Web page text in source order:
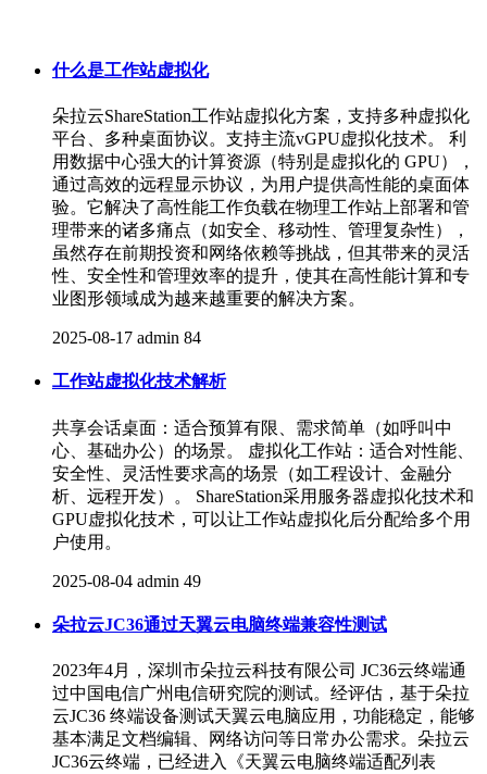
什么是工作站虚拟化
朵拉云ShareStation工作站虚拟化方案，支持多种虚拟化
平台、多种桌面协议。支持主流vGPU虚拟化技术。 利
用数据中心强大的计算资源（特别是虚拟化的 GPU），
通过高效的远程显示协议，为用户提供高性能的桌面体
验。它解决了高性能工作负载在物理工作站上部署和管
理带来的诸多痛点（如安全、移动性、管理复杂性），
虽然存在前期投资和网络依赖等挑战，但其带来的灵活
性、安全性和管理效率的提升，使其在高性能计算和专
业图形领域成为越来越重要的解决方案。
2025-08-17 admin 84
工作站虚拟化技术解析
共享会话桌面：适合预算有限、需求简单（如呼叫中
心、基础办公）的场景。 虚拟化工作站：适合对性能、
安全性、灵活性要求高的场景（如工程设计、金融分
析、远程开发）。 ShareStation采用服务器虚拟化技术和
GPU虚拟化技术，可以让工作站虚拟化后分配给多个用
户使用。
2025-08-04 admin 49
朵拉云JC36通过天翼云电脑终端兼容性测试
2023年4月，深圳市朵拉云科技有限公司 JC36云终端通
过中国电信广州电信研究院的测试。经评估，基于朵拉
云JC36 终端设备测试天翼云电脑应用，功能稳定，能够
基本满足文档编辑、网络访问等日常办公需求。朵拉云
JC36云终端，已经进入《天翼云电脑终端适配列表